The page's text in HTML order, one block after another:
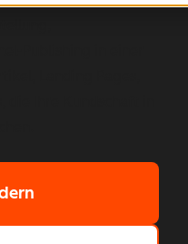
Publishing in einer
Landing Pages,
Ihre Kundschaft in